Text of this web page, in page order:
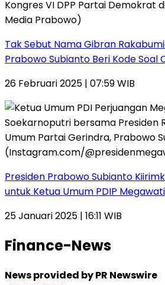
Tak Sebut Nama Gibran
Prabowo Subianto Beri Kode Soal
26 Februari 2025 | 07:59 WIB
Presiden Prabowo Subianto
untuk Ketua Umum PDIP
25 Januari 2025 | 16:11 WIB
Finance-News
News provided by PR Newswire